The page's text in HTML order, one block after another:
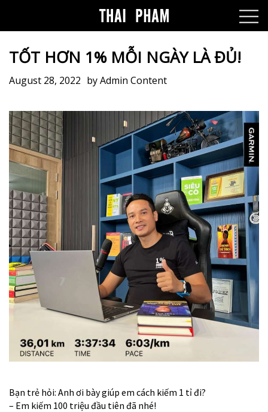
TỐT HƠN 1% MỖI NGÀY LÀ ĐỦ!
August 28, 2022 byAdmin Content
Bạn trẻ hỏi: Anh ơi bày giúp em cách kiếm 1 tỉ đi?
– Em kiếm 100 triệu đầu tiên đã nhé!